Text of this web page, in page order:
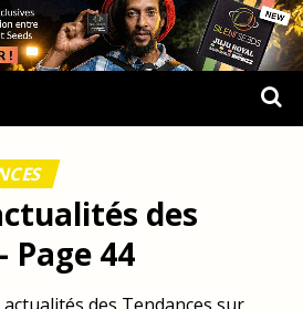
des
Page 44